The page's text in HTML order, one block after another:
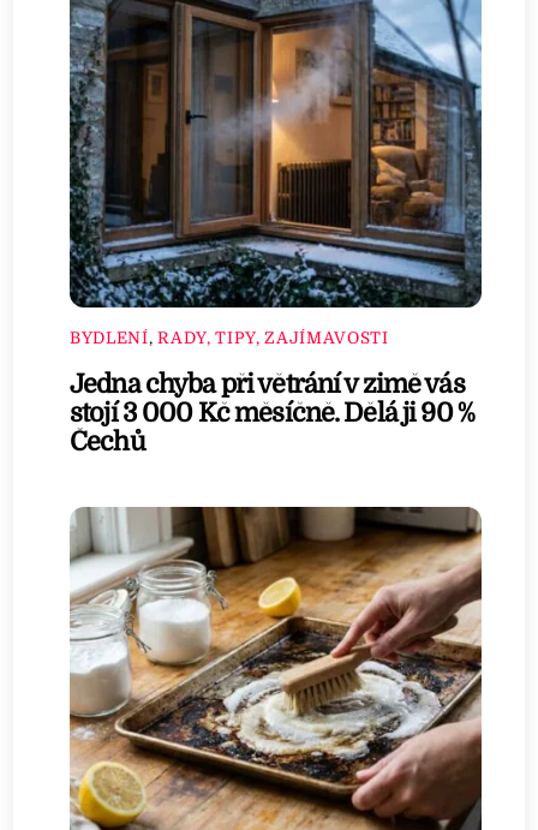
BYDLENÍ,RADY, TIPY, ZAJÍMAVOSTI
Jedna chyba při větrání v zimě vás
stojí 3 000 Kč měsíčně. Dělá ji 90 %
Čechů